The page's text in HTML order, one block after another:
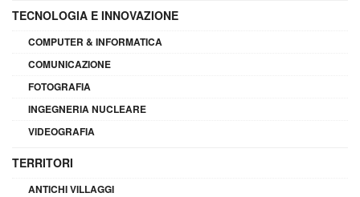
TECNOLOGIA E INNOVAZIONE
COMPUTER & INFORMATICA
COMUNICAZIONE
FOTOGRAFIA
INGEGNERIA NUCLEARE
VIDEOGRAFIA
TERRITORI
ANTICHI VILLAGGI